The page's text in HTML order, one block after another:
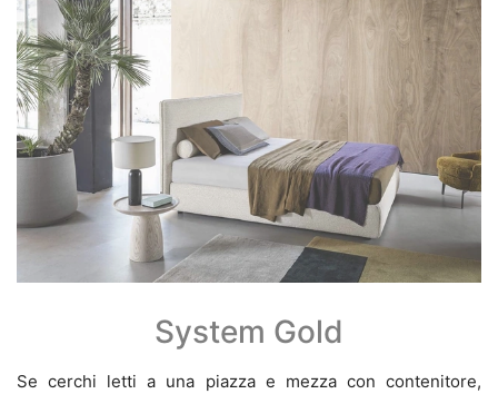
System Gold
Se cerchi letti a una piazza e mezza con contenitore,